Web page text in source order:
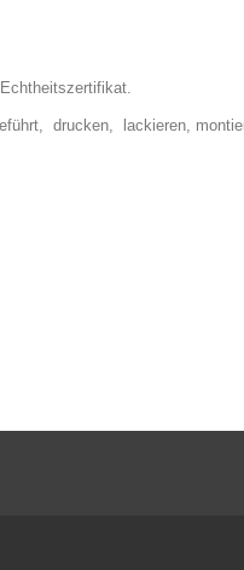
Echtheitszertifikat.
drucken, lackieren,